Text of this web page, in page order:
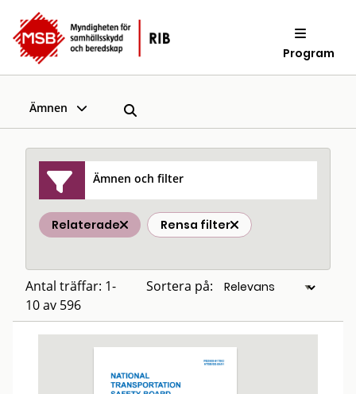
Program
Ämnen
Ämnen och filter
Relaterade Rensa filter
Antal träffar: 1-
10 av 596
Sortera på: